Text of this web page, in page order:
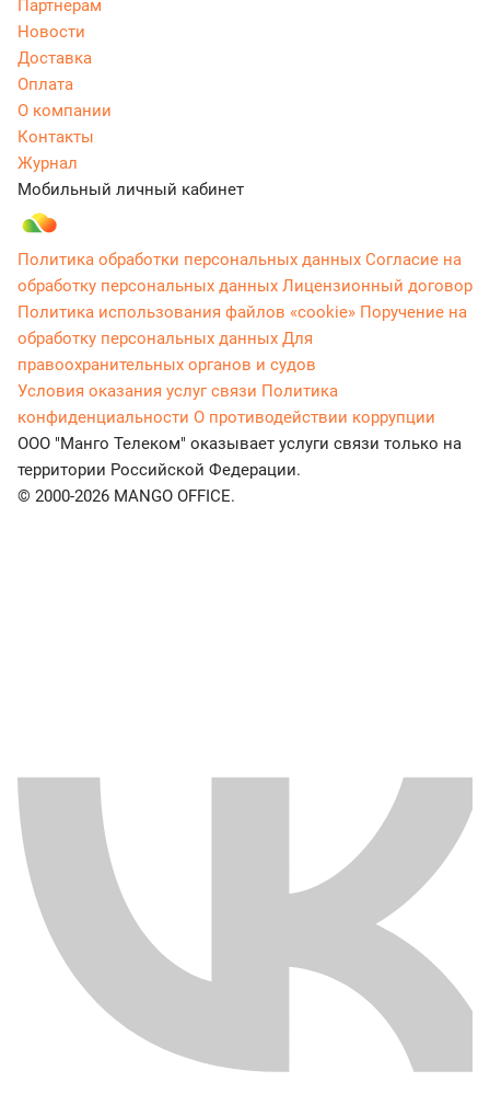
Партнерам
Новости
Доставка
Оплата
О компании
Контакты
Журнал
Мобильный личный кабинет
Политика обработки персональных данных Согласие на
обработку персональных данных Лицензионный договор
Политика использования файлов «cookie» Поручение на
обработку персональных данных Для
правоохранительных органов и судов
Условия оказания услуг связи Политика
конфиденциальности О противодействии коррупции
ООО "Манго Телеком" оказывает услуги связи только на
территории Российской Федерации.
© 2000-2026 MANGO OFFICE.